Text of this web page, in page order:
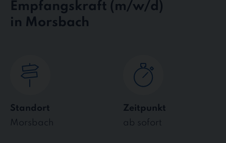
Empfangskraft
in Morsbach
Standort
Morsbach
Zeitpunkt
ab sofort